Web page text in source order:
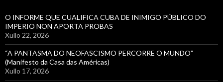
O INFORME QUE CUALIFICA CUBA DE INIMIGO PÚBLICO DO
IMPERIO NON APORTA PROBAS
Xullo 22, 2026
“A PANTASMA DO NEOFASCISMO PERCORRE O MUNDO”
(Manifesto da Casa das Américas)
Xullo 17, 2026